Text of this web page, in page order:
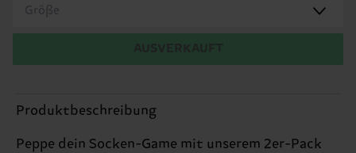
Größe
Produktbeschreibung
Peppe dein Socken-Game mit unserem 2er-Pack